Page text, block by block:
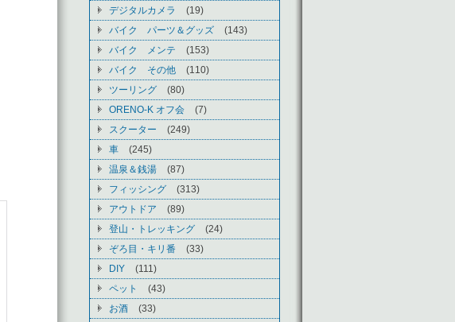
デジタルカメラ
(19)
バイク パーツ＆グッズ
(143)
バイク メンテ
(153)
バイク その他
(110)
ツーリング
(80)
ORENO-K オフ会
(7)
スクーター
(249)
車
(245)
温泉＆銭湯
(87)
フィッシング
(313)
アウトドア
(89)
登山・トレッキング
(24)
ぞろ目・キリ番
(33)
DIY
(111)
ペット
(43)
お酒
(33)